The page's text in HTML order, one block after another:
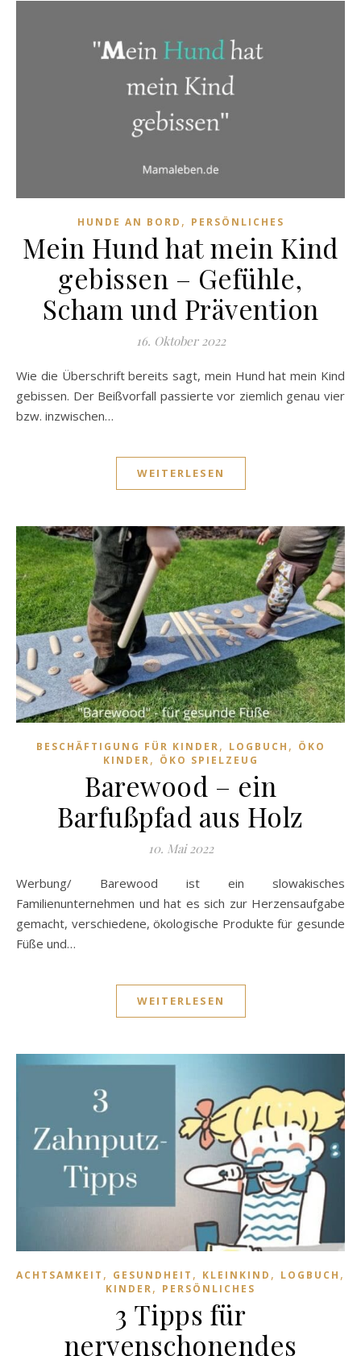
HUNDE AN BORD , PERSÖNLICHES
Mein Hund hat mein Kind
gebissen – Gefühle,
Scham und Prävention
16. Oktober 2022
Wie die Überschrift bereits sagt, mein Hund hat mein Kind
gebissen. Der Beißvorfall passierte vor ziemlich genau vier
bzw. inzwischen…
WEITERLESEN
BESCHÄFTIGUNG FÜR KINDER, LOGBUCH , ÖKO
KINDER, ÖKO SPIELZEUG
Barewood – ein
Barfußpfad aus Holz
10. Mai 2022
Werbung/ Barewood ist ein slowakisches
Familienunternehmen und hat es sich zur Herzensaufgabe
gemacht, verschiedene, ökologische Produkte für gesunde
Füße und…
WEITERLESEN
ACHTSAMKEIT , GESUNDHEIT , KLEINKIND , LOGBUCH ,
KINDER, PERSÖNLICHES
3 Tipps für
nervenschonendes